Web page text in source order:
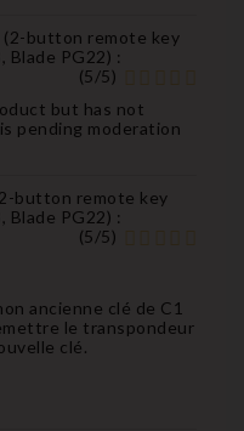
2-button remote key
Blade PG22) :
(5/5)
but has not
pending moderation
2-button remote key
Blade PG22) :
(5/5)
ancienne clé de C1
le transpondeur
clé.